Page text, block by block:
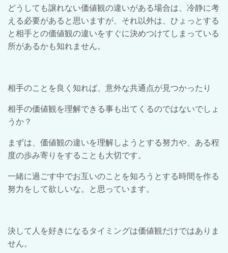
どうしても譲れない価値観の違いがある場合は、冷静に考
える必要があると思いますが、それ以外は、ひょっとする
と相手との価値観の違いをすぐに決めつけてしまっている
所があるかも知れません。
相手のことを良く知れば、意外な共通点が見つかったり
相手の価値観を理解できる事も出てくるのではないでしょ
うか？
まずは、価値観の違いを理解しようとする努力や、ある程
度の歩み寄りをすることも大切です。
一緒に過ごす中でお互いのことを知ろうとする時間を作る
努力をして欲しいな。と思っています。
決して人を好きになるタイミングは価値観だけではありま
せん。